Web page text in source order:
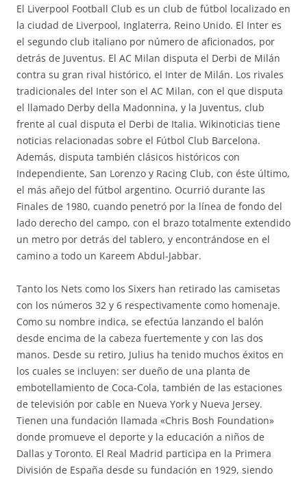
El Liverpool Football Club es un club de fútbol localizado en
la ciudad de Liverpool, Inglaterra, Reino Unido. El Inter es
el segundo club italiano por número de aficionados, por
detrás de Juventus. El AC Milan disputa el Derbi de Milán
contra su gran rival histórico, el Inter de Milán. Los rivales
tradicionales del Inter son el AC Milan, con el que disputa
el llamado Derby della Madonnina, y la Juventus, club
frente al cual disputa el Derbi de Italia. Wikinoticias tiene
noticias relacionadas sobre el Fútbol Club Barcelona.
Además, disputa también clásicos históricos con
Independiente, San Lorenzo y Racing Club, con éste último,
el más añejo del fútbol argentino. Ocurrió durante las
Finales de 1980, cuando penetró por la línea de fondo del
lado derecho del campo, con el brazo totalmente extendido
un metro por detrás del tablero, y encontrándose en el
camino a todo un Kareem Abdul-Jabbar.
Tanto los Nets como los Sixers han retirado las camisetas
con los números 32 y 6 respectivamente como homenaje.
Como su nombre indica, se efectúa lanzando el balón
desde encima de la cabeza fuertemente y con las dos
manos. Desde su retiro, Julius ha tenido muchos éxitos en
los cuales se incluyen: ser dueño de una planta de
embotellamiento de Coca-Cola, también de las estaciones
de televisión por cable en Nueva York y Nueva Jersey.
Tienen una fundación llamada «Chris Bosh Foundation»
donde promueve el deporte y la educación a niños de
Dallas y Toronto. El Real Madrid participa en la Primera
División de España desde su fundación en 1929, siendo